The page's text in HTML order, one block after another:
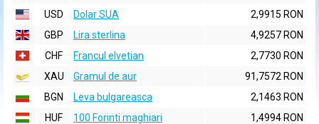
USD
Dolar SUA
2,9915 RON
GBP
Lira sterlina
4,9257 RON
CHF
Francul elvetian
2,7730 RON
XAU
Gramul de aur
91,7572 RON
BGN
Leva bulgareasca
2,1463 RON
HUF
100 Forinti maghiari
1,4994 RON